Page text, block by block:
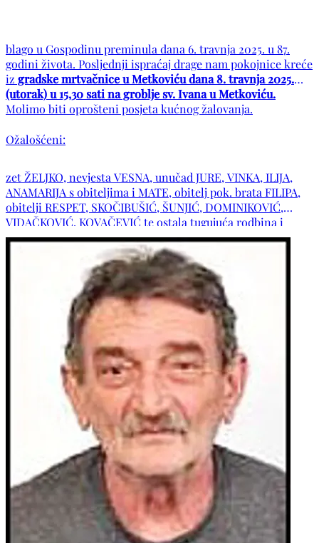
blago u Gospodinu preminula dana 6. travnja 2025. u 87.
godini života. Posljednji ispraćaj drage nam pokojnice kreće
iz gradske mrtvačnice u Metkoviću dana 8. travnja 2025.
(utorak) u 15,30 sati na groblje sv. Ivana u Metkoviću.
Molimo biti oprošteni posjeta kućnog žalovanja.
Ožalošćeni:
zet ŽELJKO, nevjesta VESNA, unučad JURE, VINKA, ILIJA,
ANAMARIJA s obiteljima i MATE, obitelj pok. brata FILIPA,
obitelji RESPET, SKOČIBUŠIĆ, ŠUNJIĆ, DOMINIKOVIĆ,
VIDAČKOVIĆ, KOVAČEVIĆ te ostala tugujuća rodbina i
prijatelji. POČIVALA U MIRU BOŽJEM!